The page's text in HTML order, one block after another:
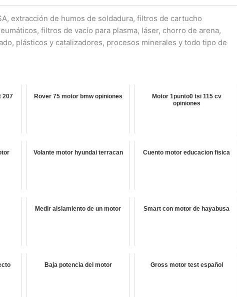
extracción de humos de soldadura, filtros de cartucho
filtros de vacío para plasma, láser, chorro de arena,
plásticos y catalizadores, procesos minerales y todo tipo de
207 Rover 75 motor bmw opiniones
Motor 1punto0 tsi 115 cv
opiniones
Volante motor hyundai terracan Cuento motor educacion fisica
Medir aislamiento de un motor Smart con motor de hayabusa
Baja potencia del motor Gross motor test español